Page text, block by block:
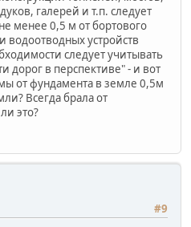
галерей и т.п. следует
менее 0,5 м от бортового
устройств
следует учитывать
дорог в перспективе" - и вот
от фундамента в земле 0,5м
Всегда брала от
это?
#9